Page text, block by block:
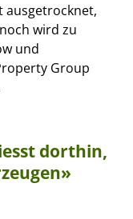
ausgetrocknet,
wird zu
und
Group
dorthin,